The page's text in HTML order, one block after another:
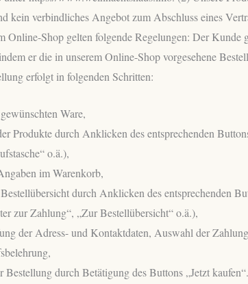
kein verbindliches Angebot zum Abschluss eines
Online-Shop gelten folgende Regelungen: Der Kunde
er die in unserem Online-Shop vorgesehene
erfolgt in folgenden Schritten:
Ware,
Produkte durch Anklicken des entsprechenden
o.ä.),
im Warenkorb,
durch Anklicken des entsprechenden
zur Zahlung“, „Zur Bestellübersicht“ o.ä.),
der Adress- und Kontaktdaten, Auswahl der
Bestellung durch Betätigung des Buttons „Jetzt